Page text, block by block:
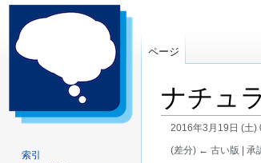
ナチュ
2016年3月19日 (土)
(差分) ← 古い版 | 承
ページ
索引